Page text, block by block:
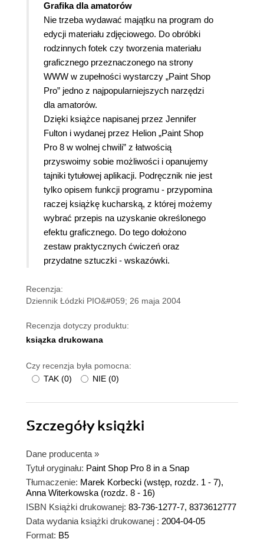
Grafika dla amatorów
Nie trzeba wydawać majątku na program do
edycji materiału zdjęciowego. Do obróbki
rodzinnych fotek czy tworzenia materiału
graficznego przeznaczonego na strony
WWW w zupełności wystarczy „Paint Shop
Pro” jedno z najpopularniejszych narzędzi
dla amatorów.
Dzięki książce napisanej przez Jennifer
Fulton i wydanej przez Helion „Paint Shop
Pro 8 w wolnej chwili” z łatwością
przyswoimy sobie możliwości i opanujemy
tajniki tytułowej aplikacji. Podręcznik nie jest
tylko opisem funkcji programu - przypomina
raczej książkę kucharską, z której możemy
wybrać przepis na uzyskanie określonego
efektu graficznego. Do tego dołożono
zestaw praktycznych ćwiczeń oraz
przydatne sztuczki - wskazówki.
Recenzja:
Dziennik Łódzki PIO&#059; 26 maja 2004
Recenzja dotyczy produktu:
ksiązka drukowana
Czy recenzja była pomocna:
TAK (0) NIE (0)
Szczegółyksiążki
Dane producenta »
Tytuł oryginału: Paint Shop Pro 8 in a Snap
Tłumaczenie: Marek Korbecki (wstęp, rozdz. 1 - 7),
Anna Witerkowska (rozdz. 8 - 16)
ISBN Książki drukowanej: 83-736-1277-7, 8373612777
Data wydania książki drukowanej : 2004-04-05
Format: B5